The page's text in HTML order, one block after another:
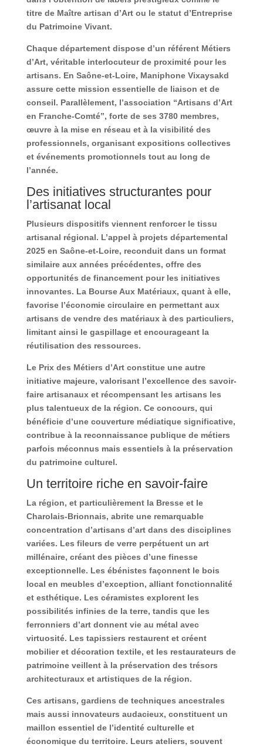
titre de Maître artisan d’Art ou le statut d’Entreprise
du Patrimoine Vivant.
Chaque département dispose d’un référent Métiers
d’Art, véritable interlocuteur de proximité pour les
artisans. En Saône-et-Loire, Maniphone Vixaysakd
assure cette mission essentielle de liaison et de
conseil. Parallèlement, l’association “Artisans d’Art
en Franche-Comté”, forte de ses 3780 membres,
œuvre à la mise en réseau et à la visibilité des
professionnels, organisant expositions collectives
et événements promotionnels tout au long de
l’année.
Des initiatives structurantes pour
l’artisanat local
Plusieurs dispositifs viennent renforcer le tissu
artisanal régional. L’appel à projets départemental
2025 en Saône-et-Loire, reconduit dans un format
similaire aux années précédentes, offre des
opportunités de financement pour les initiatives
innovantes. La Bourse Aux Matériaux, quant à elle,
favorise l’économie circulaire en permettant aux
artisans de vendre des matériaux à des particuliers,
limitant ainsi le gaspillage et encourageant la
réutilisation des ressources.
Le Prix des Métiers d’Art constitue une autre
initiative majeure, valorisant l’excellence des savoir-
faire artisanaux et récompensant les artisans les
plus talentueux de la région. Ce concours, qui
bénéficie d’une couverture médiatique significative,
contribue à la reconnaissance publique de métiers
parfois méconnus mais essentiels à la préservation
du patrimoine culturel.
Un territoire riche en savoir-faire
La région, et particulièrement la Bresse et le
Charolais-Brionnais, abrite une remarquable
concentration d’artisans d’art dans des disciplines
variées. Les fileurs de verre perpétuent un art
millénaire, créant des pièces d’une finesse
exceptionnelle. Les ébénistes façonnent le bois
local en meubles d’exception, alliant fonctionnalité
et esthétique. Les céramistes explorent les
possibilités infinies de la terre, tandis que les
ferronniers d’art donnent vie au métal avec
virtuosité. Les tapissiers restaurent et créent
mobilier et décoration textile, et les restaurateurs de
patrimoine veillent à la préservation des trésors
architecturaux et artistiques de la région.
Ces artisans, gardiens de techniques ancestrales
mais aussi innovateurs audacieux, constituent un
maillon essentiel de l’identité culturelle et
économique du territoire. Leurs ateliers, souvent